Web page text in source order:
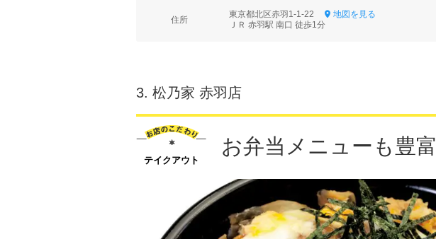
住所
東京都北区赤羽1-1-22
地図を見る
ＪＲ 赤羽駅 南口 徒歩1分
3. 松乃家 赤羽店
テイクアウト
お弁当メニューも豊富